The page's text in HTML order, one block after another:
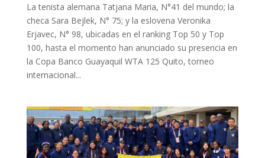
La tenista alemana Tatjana Maria, N°41 del mundo; la
checa Sara Bejlek, N° 75; y la eslovena Veronika
Erjavec, N° 98, ubicadas en el ranking Top 50 y Top
100, hasta el momento han anunciado su presencia en
la Copa Banco Guayaquil WTA 125 Quito, torneo
internacional...